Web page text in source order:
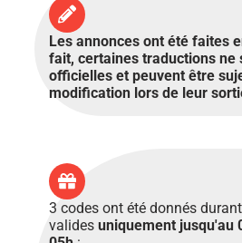
Les annonces ont été faites
fait, certaines traductions ne
officielles et peuvent être
modification lors de leur
3 codes ont été donnés
valides uniquement jusqu'au